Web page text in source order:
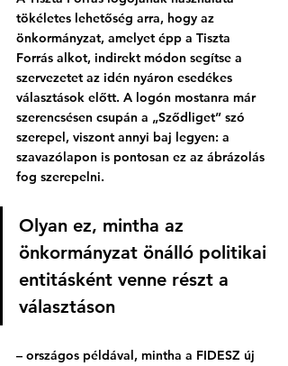
tökéletes lehetőség arra, hogy az
önkormányzat, amelyet épp a Tiszta
Forrás alkot, indirekt módon segítse a
szervezetet az idén nyáron esedékes
választások előtt. A logón mostanra már
szerencsésen csupán a „Sződliget” szó
szerepel, viszont annyi baj legyen: a
szavazólapon is pontosan ez az ábrázolás
fog szerepelni.
Olyan ez, mintha az
önkormányzat önálló politikai
entitásként venne részt a
választáson
– országos példával, mintha a FIDESZ új